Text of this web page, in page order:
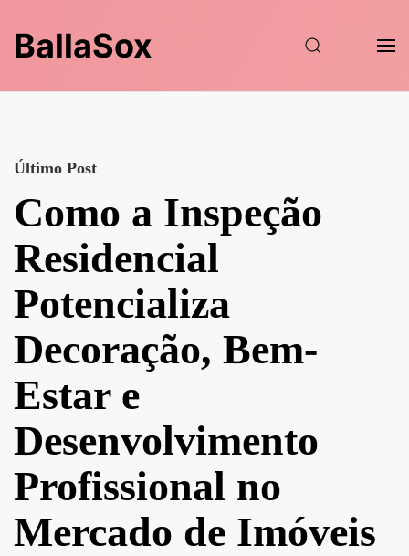
BallaSox
Último Post
Como a Inspeção
Residencial
Potencializa
Decoração, Bem-
Estar e
Desenvolvimento
Profissional no
Mercado de Imóveis